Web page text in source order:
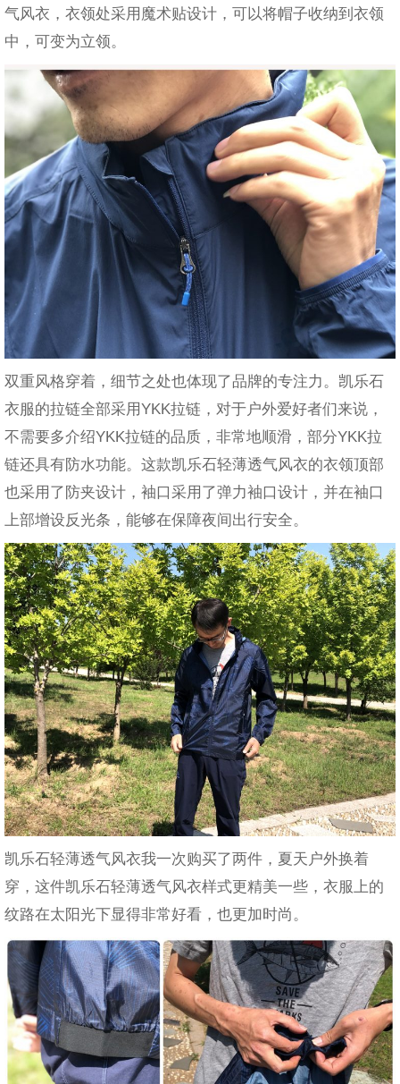
气风衣，衣领处采用魔术贴设计，可以将帽子收纳到衣领
中，可变为立领。
双重风格穿着，细节之处也体现了品牌的专注力。凯乐石
衣服的拉链全部采用YKK拉链，对于户外爱好者们来说，
不需要多介绍YKK拉链的品质，非常地顺滑，部分YKK拉
链还具有防水功能。 这款凯乐石轻薄透气风衣的衣领顶部
也采用了防夹设计，袖口采用了弹力袖口设计，并在袖口
上部增设反光条，能够在保障夜间出行安全。
凯乐石轻薄透气风衣我一次购买了两件，夏天户外换着
穿，这件凯乐石轻薄透气风衣样式更精美一些，衣服上的
纹路在太阳光下显得非常好看，也更加时尚。